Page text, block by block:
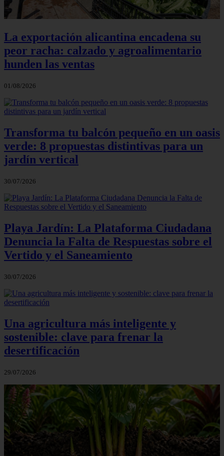
La exportación alicantina encadena su
peor racha: calzado y agroalimentario
hunden las ventas
01/08/2026
Transforma tu balcón pequeño en un oasis
verde: 8 propuestas distintivas para un
jardín vertical
30/07/2026
Playa Jardín: La Plataforma Ciudadana
Denuncia la Falta de Respuestas sobre el
Vertido y el Saneamiento
30/07/2026
Una agricultura más inteligente y
sostenible: clave para frenar la
desertificación
29/07/2026